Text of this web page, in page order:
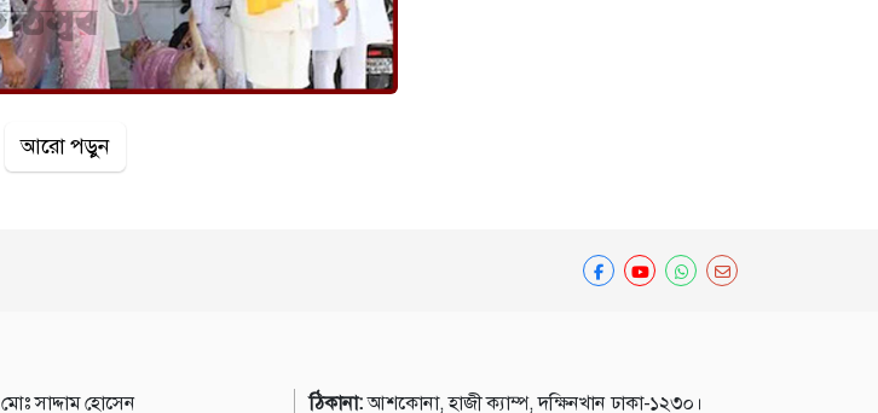
আরো পড়ুন
মোঃ সাদ্দাম হোসেন ঠিকানা:আশকোনা, হাজী ক্যাম্প, দক্ষিনখান ঢাকা-১২৩০।